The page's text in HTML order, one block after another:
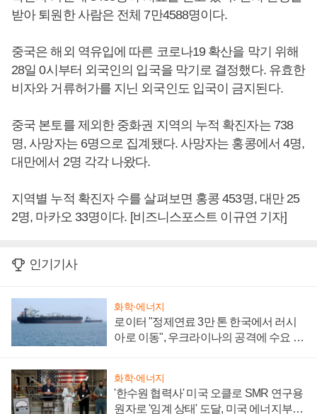
받아 퇴원한 사람은 전체 7만4588명이다.
중국은 해외 역유입에 따른 코로나19 확산을 막기 위해
28일 0시부터 외국인의 입국을 막기로 결정했다. 유효한
비자와 거류허가를 지닌 외국인도 입국이 금지된다.
중국 본토를 제외한 중화권 지역의 누적 확진자는 738
명, 사망자는 6명으로 집계됐다. 사망자는 홍콩에서 4명,
대만에서 2명 각각 나왔다.
지역별 누적 확진자 수를 살펴보면 홍콩 453명, 대만 25
2명, 마카오 33명이다. [비즈니스포스트 이규연 기자]
인기기사
화학·에너지
로이터 "정제연료 3만 톤 한국에서 러시
아로 이동", 우크라이나의 공격에 수요 늘
화학·에너지
'한수원 협력사' 미국 오클로 SMR 연구용
원자로 '임계 상태' 도달, 미국 에너지부